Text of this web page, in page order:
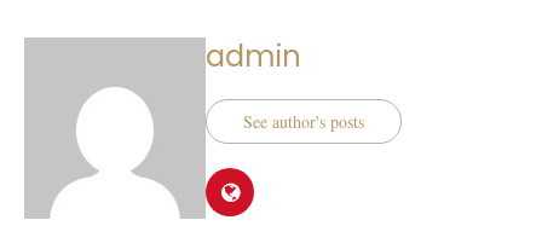
admin
See author's posts